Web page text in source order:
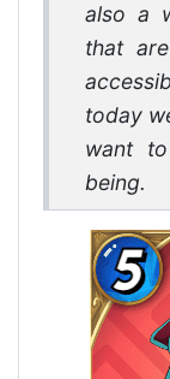
also a
that
today
want
being.